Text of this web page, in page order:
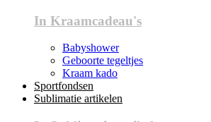
In Kraamcadeau's
Babyshower
Geboorte tegeltjes
Kraam kado
Sportfondsen
Sublimatie artikelen